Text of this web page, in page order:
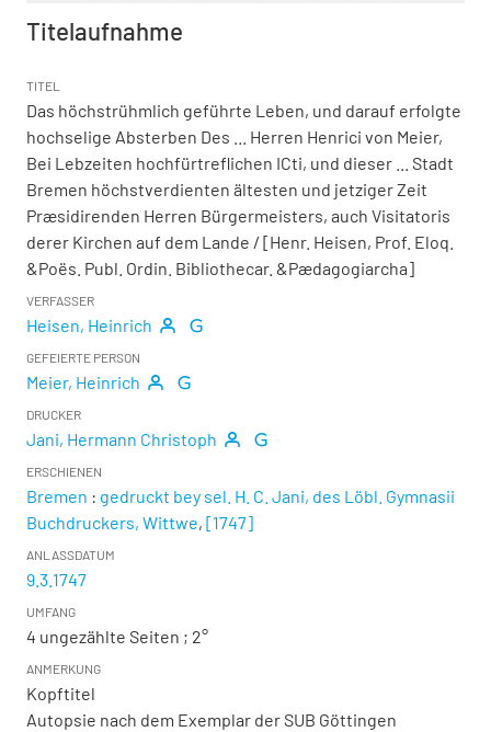
Titelaufnahme
TITEL
Das höchstrühmlich geführte Leben, und darauf erfolgte
hochselige Absterben Des ... Herren Henrici von Meier,
Bei Lebzeiten hochfürtreflichen ICti, und dieser ... Stadt
Bremen höchstverdienten ältesten und jetziger Zeit
Præsidirenden Herren Bürgermeisters, auch Visitatoris
derer Kirchen auf dem Lande / [Henr. Heisen, Prof. Eloq.
&Poës. Publ. Ordin. Bibliothecar. &Pædagogiarcha]
VERFASSER
Heisen, Heinrich
GEFEIERTE PERSON
Meier, Heinrich
DRUCKER
Jani, Hermann Christoph
ERSCHIENEN
Bremen : gedruckt bey sel. H. C. Jani, des Löbl. Gymnasii
Buchdruckers, Wittwe, [1747]
ANLASSDATUM
9.3.1747
UMFANG
4 ungezählte Seiten ; 2°
ANMERKUNG
Kopftitel
Autopsie nach dem Exemplar der SUB Göttingen